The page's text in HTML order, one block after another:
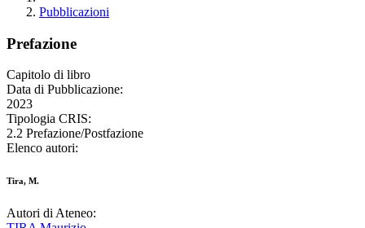
Pubblicazioni
Prefazione
Capitolo di libro
Data di Pubblicazione:
2023
Tipologia CRIS:
2.2 Prefazione/Postfazione
Elenco autori:
Tira, M.
Autori di Ateneo: